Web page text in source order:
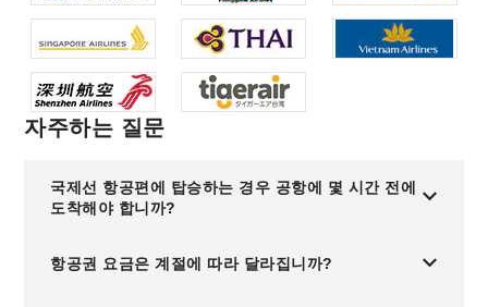
자주하는 질문
국제선 항공편에 탑승하는 경우 공항에 몇 시간 전에
도착해야 합니까?
항공권 요금은 계절에 따라 달라집니까?